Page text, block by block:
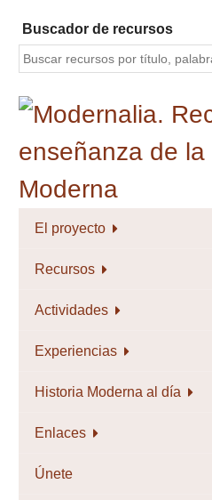
contenido
principal
Buscador de recursos
El proyecto
Recursos
Actividades
Experiencias
Historia Moderna al día
Enlaces
Únete